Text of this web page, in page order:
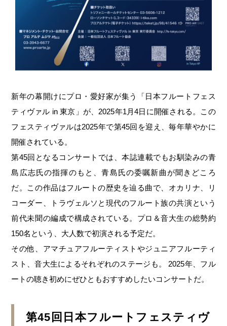
新年の幕開けにプロ・愛好家が集う「日本フルートフェス
ティヴァル in 東京」が、2025年1月4日に開催される。この
フェスティヴァルは2025年で第45回を迎え、毎年華やかに
開催されている。
第45回となるコンサートでは、本誌連載でもお馴染みの青
島広志氏の指揮のもと、青島氏の委嘱新曲が聞きどころ
だ。この作品はフルートの歴史を辿る曲で、オカリナ、リ
コーダー、トラヴェルソと現代のフルート族の共演という
前代未聞の編成で構成されている。プロ＆音大生の総勢約
150名という、大人数で初演される予定だ。
その他、アマチュアフルーティストやジュニアフルーティ
スト、音大生によるそれぞれのステージも。 2025年、フル
ートの聴き初めにぜひともおすすめしたいコンサートだ。
第45回日本フルートフェスティヴ